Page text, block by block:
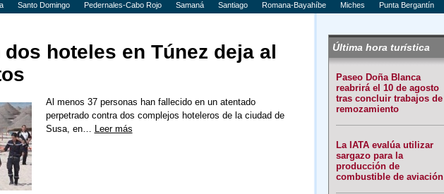
Santo Domingo Pedernales-Cabo Rojo Samaná Santiago Romana-Bayahíbe Miches Punta Bergantín
hoteles en Túnez deja al
Al menos 37 personas han fallecido en un atentado
perpetrado contra dos complejos hoteleros de la ciudad de
Susa, en… Leer más
Última hora turística
Paseo Doña Blanca
reabrirá el 10 de agosto
tras concluir trabajos de
remozamiento
La IATA evalúa utilizar
sargazo para la
producción de
combustible de aviación